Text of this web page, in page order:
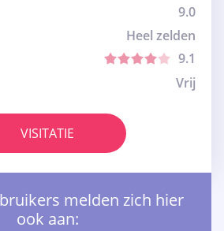
9.0
Heel zelden
9.1
Vrij
VISITATIE
melden zich hier
ook aan: